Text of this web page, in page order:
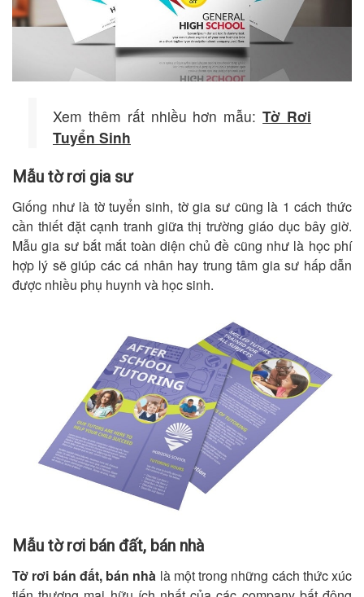
Xem thêm rất nhiều hơn mẫu:Tờ Rơi
Tuyển Sinh
Mẫu tờ rơi gia sư
Giống như là tờ tuyển sinh, tờ gia sư cũng là 1 cách thức
cần thiết đặt cạnh tranh giữa thị trường giáo dục bây giờ.
Mẫu gia sư bắt mắt toàn diện chủ đề cũng như là học phí
hợp lý sẽ giúp các cá nhân hay trung tâm gia sư hấp dẫn
được nhiều phụ huynh và học sinh.
Mẫu tờ rơi bán đất, bán nhà
Tờ rơi bán đất, bán nhà là một trong những cách thức xúc